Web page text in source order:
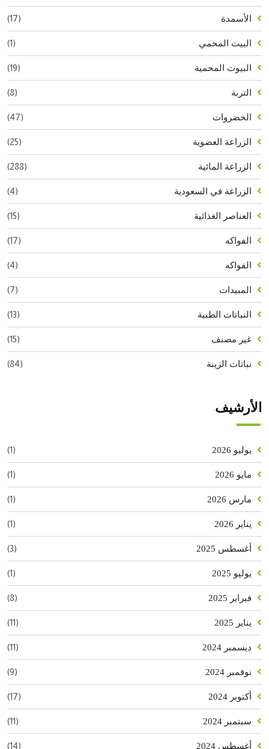
الأسمدة (17)
البيت المحمي (1)
البيوت المحمية (19)
التربة (8)
الخضروات (47)
الزراعة العضوية (25)
الزراعة المائية (288)
الزراعة في السعودية (4)
العناصر الغذائية (15)
الفواكه (17)
الفواكه (4)
المبيدات (7)
النباتات الطبية (13)
غير مصنف (15)
نباتات الزينة (84)
الأرشيف
يوليو 2026 (1)
مايو 2026 (1)
مارس 2026 (1)
يناير 2026 (1)
أغسطس 2025 (3)
يوليو 2025 (1)
فبراير 2025 (8)
يناير 2025 (11)
ديسمبر 2024 (11)
نوفمبر 2024 (9)
أكتوبر 2024 (17)
سبتمبر 2024 (11)
أغسطس 2024 (14)